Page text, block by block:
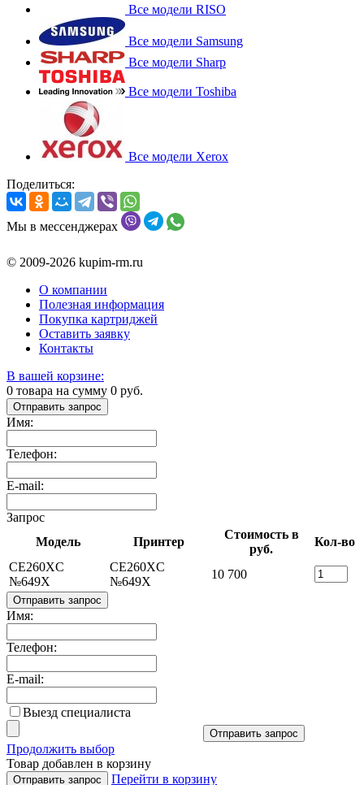
Все модели RISO
Все модели Samsung
Все модели Sharp
Все модели Toshiba
Все модели Xerox
Поделиться:
Мы в мессенджерах
© 2009-2026 kupim-rm.ru
О компании
Полезная информация
Покупка картриджей
Оставить заявку
Контакты
В вашей корзине:
0 товара на сумму 0 руб.
Отправить запрос
Имя:
Телефон:
E-mail:
Запрос
Модель
Принтер
Стоимость в
руб.
Кол-во
CE260XC
№649X
CE260XC
№649X
10 700
Отправить запрос
Имя:
Телефон:
E-mail:
Выезд специалиста
Отправить запрос
Продолжить выбор
Товар добавлен в корзину
Отправить запрос Перейти в корзину